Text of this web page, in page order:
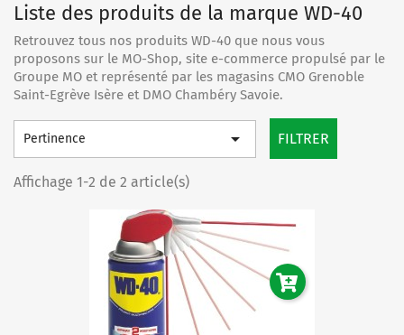
Liste des produits de la marque WD-40
Retrouvez tous nos produits WD-40 que nous vous
proposons sur le MO-Shop, site e-commerce propulsé par le
Groupe MO et représenté par les magasins CMO Grenoble
Saint-Egrève Isère et DMO Chambéry Savoie.
Pertinence  FILTRER
Affichage 1-2 de 2 article(s)